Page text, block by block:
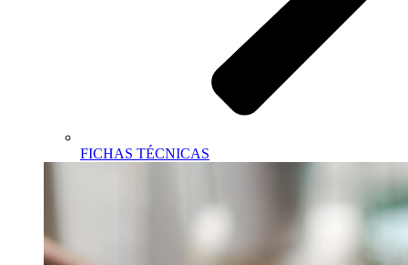
FICHAS TÉCNICAS